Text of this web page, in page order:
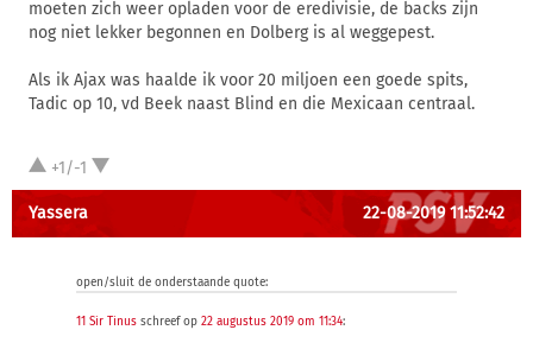
moeten zich weer opladen voor de eredivisie, de backs zijn
nog niet lekker begonnen en Dolberg is al weggepest.
Als ik Ajax was haalde ik voor 20 miljoen een goede spits,
Tadic op 10, vd Beek naast Blind en die Mexicaan centraal.
+1/-1
Yassera 22-08-2019 11:52:42
open/sluit de onderstaande quote:
11 Sir Tinus schreef op 22 augustus 2019 om 11:34: